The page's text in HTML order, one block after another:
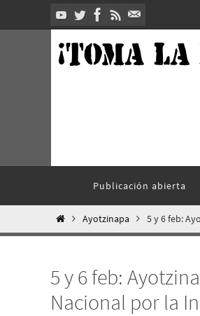
al
contenido
Publicación abierta
InicioAyotzinapa 5 y 6 feb:
5 y 6 feb:
Nacional por la